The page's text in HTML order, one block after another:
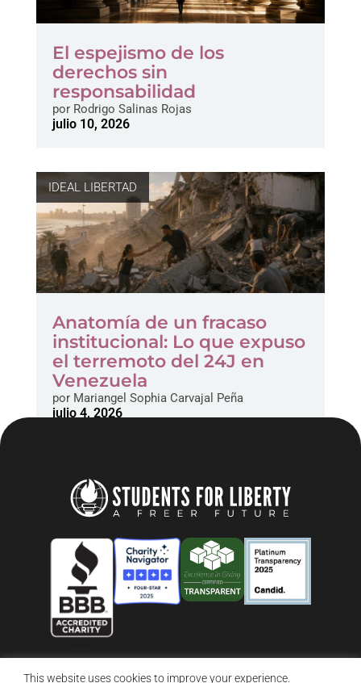
This website uses cookies to improve your experience.
El espejismo de los
derechos sin
responsabilidad
porRodrigo Salinas Rojas
julio 10, 2026
IDEAL LIBERTAD
Anatomía de un fracaso
institucional: Lo que expuso
el terremoto del 24J en
Venezuela
porMariangel Sophia Carvajal Peña
julio 4, 2026
© 2026 Students For Liberty, All Rights Reserved